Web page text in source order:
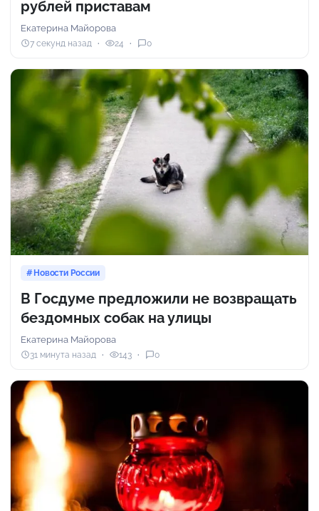
рублей приставам
Екатерина Майорова
7 секунд назад 24 0
Новости России
В Госдуме предложили не возвращать
бездомных собак на улицы
Екатерина Майорова
31 минута назад 143 0